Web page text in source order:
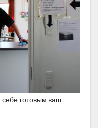
готовым ваш